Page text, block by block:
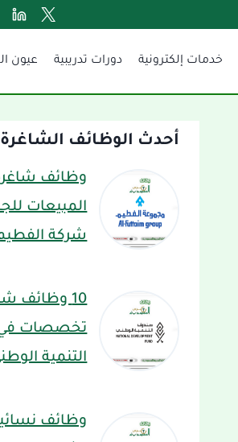
خدمات إلكترونية دورات تدريبية عيون
أحدث الوظائف الشاغرة
وظائف
المبيعات
شركة
10 وظائف
تخصصات
التنمية
وظائف